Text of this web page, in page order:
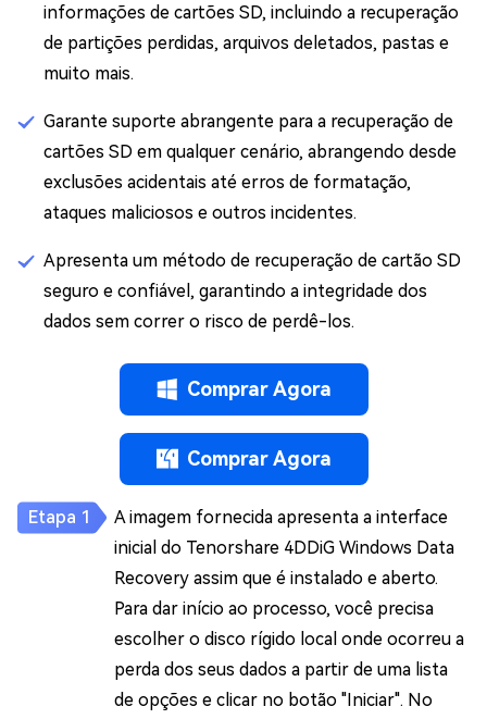
informações de cartões SD, incluindo a recuperação
de partições perdidas, arquivos deletados, pastas e
muito mais.
Garante suporte abrangente para a recuperação de
cartões SD em qualquer cenário, abrangendo desde
exclusões acidentais até erros de formatação,
ataques maliciosos e outros incidentes.
Apresenta um método de recuperação de cartão SD
seguro e confiável, garantindo a integridade dos
dados sem correr o risco de perdê-los.
Comprar Agora
Comprar Agora
A imagem fornecida apresenta a interface
inicial do Tenorshare 4DDiG Windows Data
Recovery assim que é instalado e aberto.
Para dar início ao processo, você precisa
escolher o disco rígido local onde ocorreu a
perda dos seus dados a partir de uma lista
de opções e clicar no botão "Iniciar". No